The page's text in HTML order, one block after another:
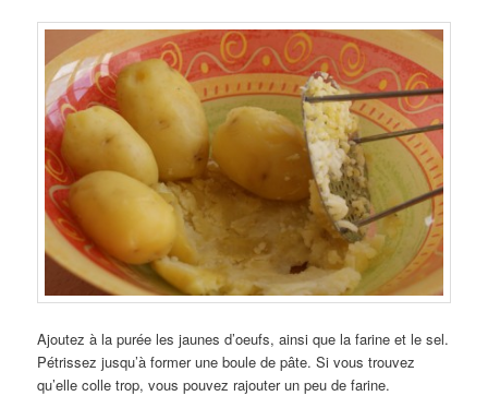
Ajoutez à la purée les jaunes d’oeufs, ainsi que la farine et le sel.
Pétrissez jusqu’à former une boule de pâte. Si vous trouvez
qu’elle colle trop, vous pouvez rajouter un peu de farine.